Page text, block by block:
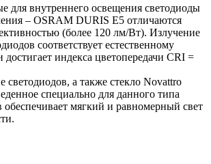
для внутреннего освещения светодиоды
– OSRAM DURIS E5 отличаются
(более 120 лм/Вт). Излучение
соответствует естественному
индекса цветопередачи CRI =
светодиодов, а также стекло Novattro
специально для данного типа
обеспечивает мягкий и равномерный свет